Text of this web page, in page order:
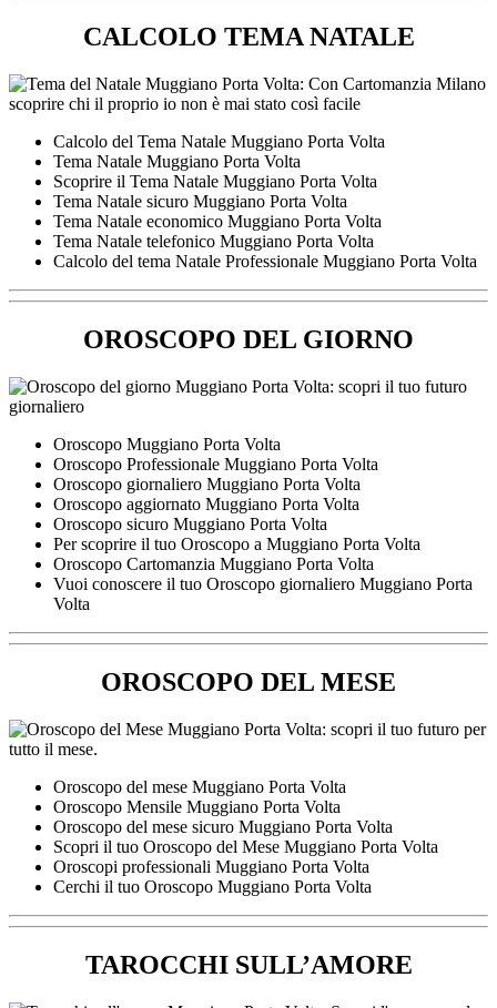
CALCOLO TEMA NATALE
Calcolo del Tema Natale Muggiano Porta Volta
Tema Natale Muggiano Porta Volta
Scoprire il Tema Natale Muggiano Porta Volta
Tema Natale sicuro Muggiano Porta Volta
Tema Natale economico Muggiano Porta Volta
Tema Natale telefonico Muggiano Porta Volta
Calcolo del tema Natale Professionale Muggiano Porta Volta
OROSCOPO DEL GIORNO
Oroscopo Muggiano Porta Volta
Oroscopo Professionale Muggiano Porta Volta
Oroscopo giornaliero Muggiano Porta Volta
Oroscopo aggiornato Muggiano Porta Volta
Oroscopo sicuro Muggiano Porta Volta
Per scoprire il tuo Oroscopo a Muggiano Porta Volta
Oroscopo Cartomanzia Muggiano Porta Volta
Vuoi conoscere il tuo Oroscopo giornaliero Muggiano Porta
Volta
OROSCOPO DEL MESE
Oroscopo del mese Muggiano Porta Volta
Oroscopo Mensile Muggiano Porta Volta
Oroscopo del mese sicuro Muggiano Porta Volta
Scopri il tuo Oroscopo del Mese Muggiano Porta Volta
Oroscopi professionali Muggiano Porta Volta
Cerchi il tuo Oroscopo Muggiano Porta Volta
TAROCCHI SULL’AMORE